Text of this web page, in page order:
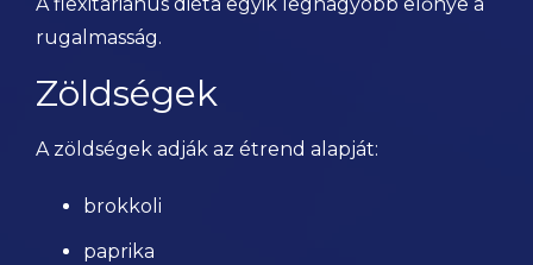
rugalmasság.
Zöldségek
A zöldségek adják az étrend alapját:
brokkoli
paprika